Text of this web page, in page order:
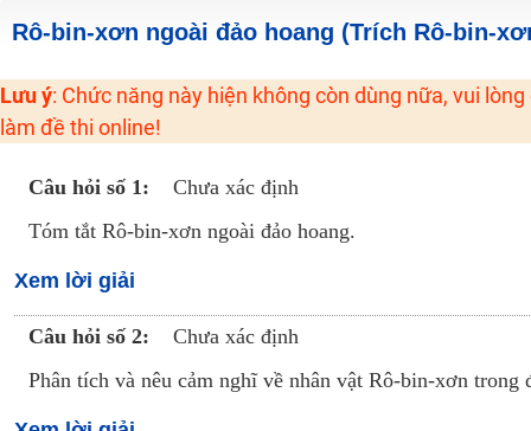
Khuyến Mãi Khoá Học 1K Chỉ Từ 11-13/09/2024
Khai giảng các khóa lớp 9 Toán - Lý - Hóa - Văn - Anh năm 2018
Khai giảng khóa Ngữ văn 7 - xây nền vững chắc cho tương lai!
Rô-bin-xơn ngoài đảo hoang (Trích Rô-bin-
Lưu ý: Chức năng này hiện không còn dùng nữa, vui
làm đề thi online!
Câu hỏi số 1:
Chưa xác định
Tóm tắt Rô-bin-xơn ngoài đảo hoang.
Xem lời giải
Câu hỏi số 2:
Chưa xác định
Phân tích và nêu cảm nghĩ về nhân vật Rô-bin-xơn